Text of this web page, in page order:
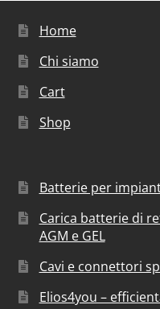
Home
Chi siamo
Cart
Shop
Batterie per
Carica batterie di
AGM e GEL
Cavi e connettori
Elios4you –